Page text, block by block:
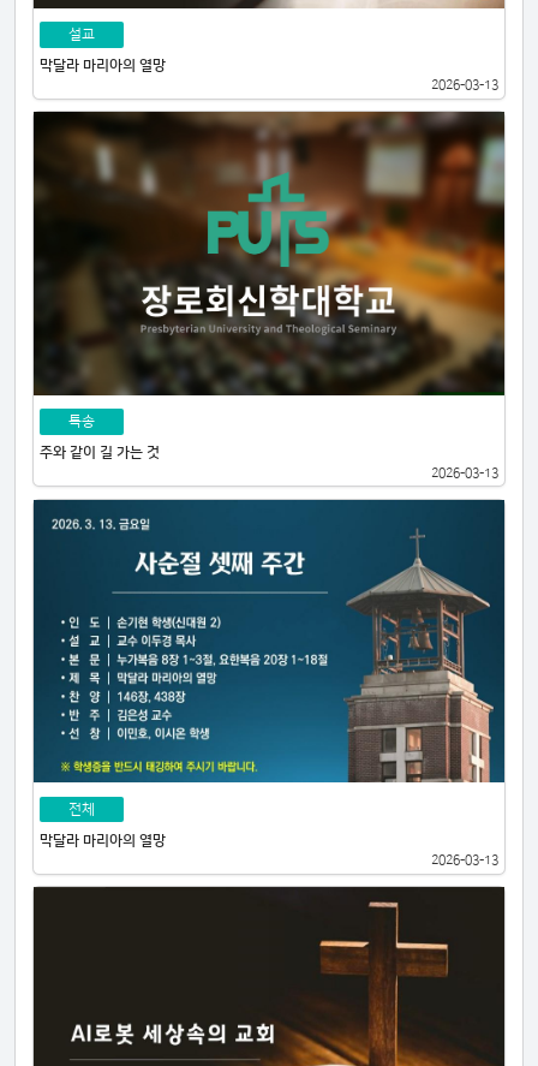
설교
막달라 마리아의 열망
2026-03-13
특송
주와 같이 길 가는 것
2026-03-13
전체
막달라 마리아의 열망
2026-03-13